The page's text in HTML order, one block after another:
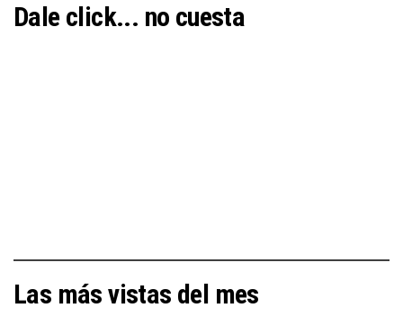
Dale click... no cuesta
Las más vistas del mes